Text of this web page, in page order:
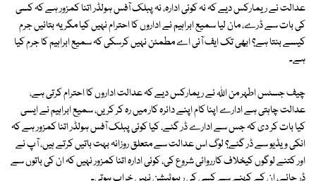
عدالت نے ریمارکس دیے کہ نہ کوئی ادارہ، نہ پبلک آفس ہولڈر اتنا کمزور ہے کہ کسی
کی بات سے ڈرے، مان لیا سمیع ابراہیم نے اداروں کا احترام نہیں کیا مگر یہ بتائیں جرم
کیسے بنتا ہے؟ ابھی تک ایف آئی اے مطمئن نہیں کرسکی کہ سمیع ابراہیم کا جرم کیا
ہے۔
چیف جسٹس اطہر من اللہ نے ریمارکس دیے کہ عدالت اداروں کا احترام کرتی ہے،
عدالت چاہتی ہے ادارے اپنا کام اپنے دائرہ کار میں رہ کر کریں، سمیع ابراہیم نے ایسی
کیا بات کر دی کہ جس سے ادارے ڈر گئے، کیا کوئی پبلک آفس ہولڈر اتنا کمزور ہے کہ
انکی ویڈیو سے ڈر گئے؟ لوگ اس عدالت سے متعلق روزانہ بہت باتیں کرتے ہیں، آپ نے
اور کتنے لوگوں کیخلاف کارروائی شروع کی، کوئی ادارہ اتنا کمزور نہیں کہ ان کی باتوں سے